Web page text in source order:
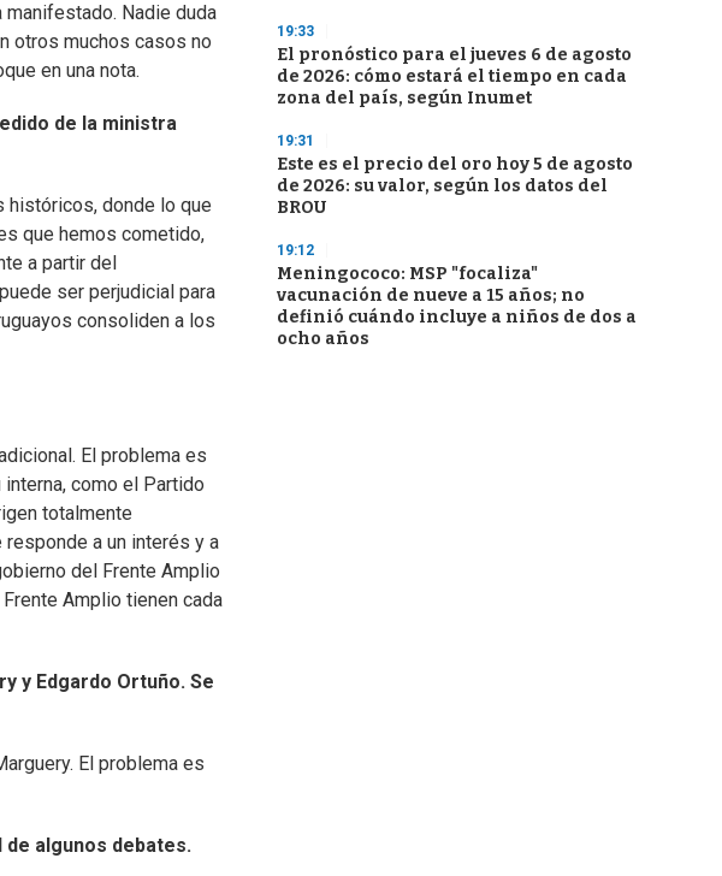
Nadie duda
otros muchos casos no
en una nota.
de la ministra
históricos, donde lo que
que hemos cometido,
a partir del
ser perjudicial para
consoliden a los
El problema es
como el Partido
totalmente
a un interés y a
del Frente Amplio
Amplio tienen cada
y Edgardo Ortuño. Se
El problema es
algunos debates.
19:33
El pronóstico para el jueves 6 de agosto
de 2026: cómo estará el tiempo en cada
zona del país, según Inumet
19:31
Este es el precio del oro hoy 5 de agosto
de 2026: su valor, según los datos del
BROU
19:12
Meningococo: MSP "focaliza"
vacunación de nueve a 15 años; no
definió cuándo incluye a niños de dos a
ocho años